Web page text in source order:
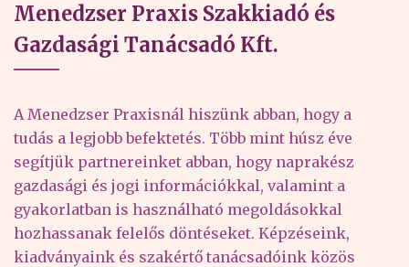
Menedzser Praxis Szakkiadó és
Gazdasági Tanácsadó Kft.
A Menedzser Praxisnál hiszünk abban, hogy a
tudás a legjobb befektetés. Több mint húsz éve
segítjük partnereinket abban, hogy naprakész
gazdasági és jogi információkkal, valamint a
gyakorlatban is használható megoldásokkal
hozhassanak felelős döntéseket. Képzéseink,
kiadványaink és szakértő tanácsadóink közös